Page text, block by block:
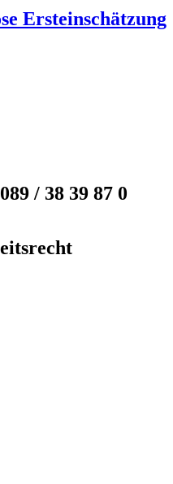
Ersteinschätzung
/ 38 39 87 0